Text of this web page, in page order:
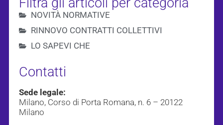
NOVITÀ NORMATIVE
RINNOVO CONTRATTI COLLETTIVI
LO SAPEVI CHE
Contatti
Sede legale:
Milano, Corso di Porta Romana, n. 6 – 20122
Milano